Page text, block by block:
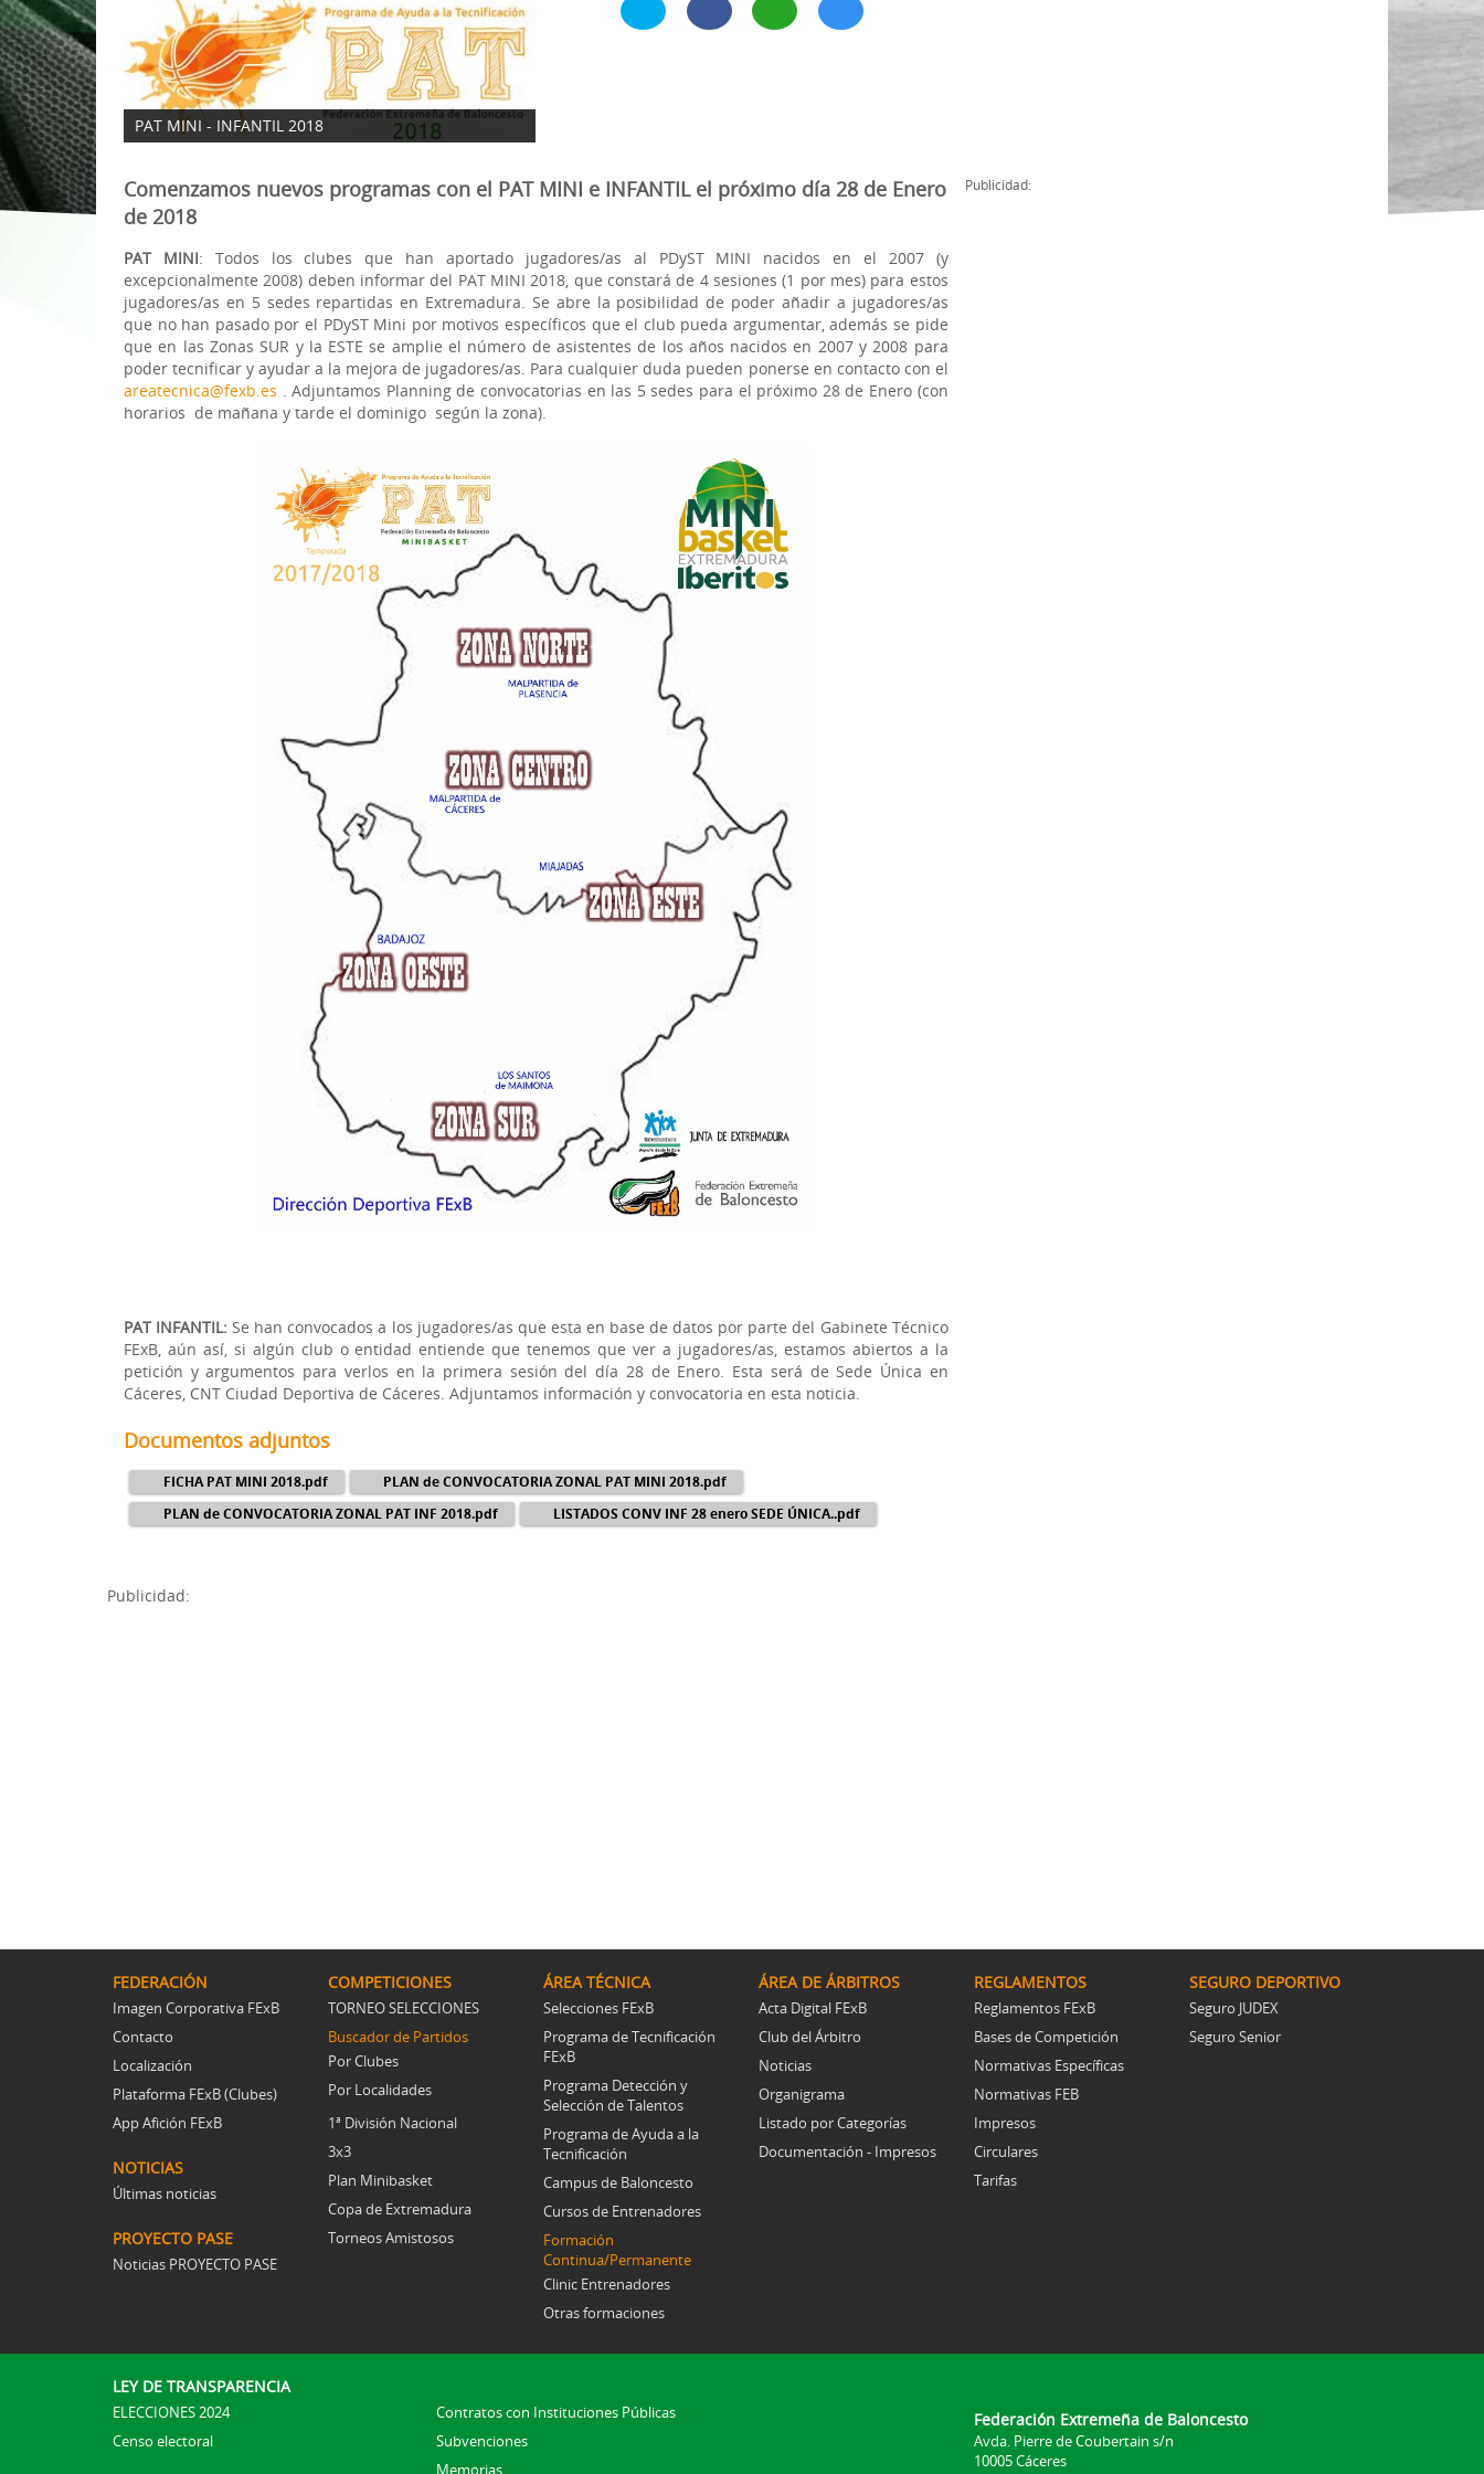
1ª División Nacional
3x3
Plan Minibasket
Torneos Amistosos
Formación Continua/Permanente
Tarifas
Subvenciones
PAT MINI - INFANTIL 2018
Comenzamos nuevos programas con el PAT MINI e INFANTIL el próximo día 28 de Enero
de 2018
PAT MINI: Todos los clubes que han aportado jugadores/as al PDyST MINI nacidos en el 2007 (y
excepcionalmente 2008) deben informar del PAT MINI 2018, que constará de 4 sesiones (1 por mes) para estos
jugadores/as en 5 sedes repartidas en Extremadura. Se abre la posibilidad de poder añadir a jugadores/as
que no han pasado por el PDyST Mini por motivos específicos que el club pueda argumentar, además se pide
que en las Zonas SUR y la ESTE se amplie el número de asistentes de los años nacidos en 2007 y 2008 para
poder tecnificar y ayudar a la mejora de jugadores/as. Para cualquier duda pueden ponerse en contacto con el
areatecnica@fexb.es . Adjuntamos Planning de convocatorias en las 5 sedes para el próximo 28 de Enero (con
horarios de mañana y tarde el dominigo según la zona).
PAT INFANTIL: Se han convocados a los jugadores/as que esta en base de datos por parte del Gabinete Técnico
FExB, aún así, si algún club o entidad entiende que tenemos que ver a jugadores/as, estamos abiertos a la
petición y argumentos para verlos en la primera sesión del día 28 de Enero. Esta será de Sede Única en
Cáceres, CNT Ciudad Deportiva de Cáceres. Adjuntamos información y convocatoria en esta noticia.
Documentos adjuntos
FICHA PAT MINI 2018.pdf
PLAN de CONVOCATORIA ZONAL PAT MINI 2018.pdf
PLAN de CONVOCATORIA ZONAL PAT INF 2018.pdf
LISTADOS CONV INF 28 enero SEDE ÚNICA..pdf
Publicidad:
Publicidad:
FEDERACIÓN
Imagen Corporativa FExB
Contacto
Localización
Plataforma FExB (Clubes)
App Afición FExB
NOTICIAS
Últimas noticias
PROYECTO PASE
Noticias PROYECTO PASE
COMPETICIONES
TORNEO SELECCIONES
Buscador de Partidos
Por Clubes
Por Localidades
1ª División Nacional
3x3
Plan Minibasket
Copa de Extremadura
Torneos Amistosos
ÁREA TÉCNICA
Selecciones FExB
Programa de Tecnificación
FExB
Programa Detección y
Selección de Talentos
Programa de Ayuda a la
Tecnificación
Campus de Baloncesto
Cursos de Entrenadores
Formación
Continua/Permanente
Clinic Entrenadores
Otras formaciones
ÁREA DE ÁRBITROS
Acta Digital FExB
Club del Árbitro
Noticias
Organigrama
Listado por Categorías
Documentación - Impresos
REGLAMENTOS
Reglamentos FExB
Bases de Competición
Normativas Específicas
Normativas FEB
Impresos
Circulares
Tarifas
SEGURO DEPORTIVO
Seguro JUDEX
Seguro Senior
LEY DE TRANSPARENCIA
ELECCIONES 2024
Censo electoral
Contratos con Instituciones Públicas
Subvenciones
Memorias
Federación Extremeña de Baloncesto
Avda. Pierre de Coubertain s/n
10005 Cáceres